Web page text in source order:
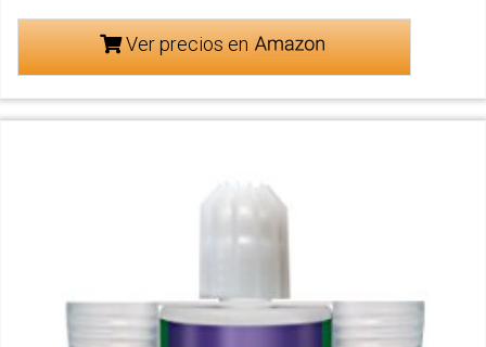
Ver precios en